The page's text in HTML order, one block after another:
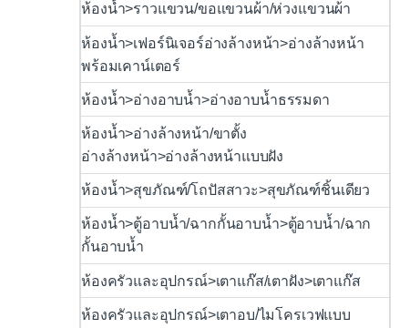
ห้องน้ำ>ราวแขวน/ขอแขวนผ้า/ห่วงแขวนผ้า
ห้องน้ำ>เฟอร์นิเจอร์อ่างล้างหน้า>อ่างล้างหน้า
พร้อมเคาน์เตอร์
ห้องน้ำ>อ่างอาบน้ำ>อ่างอาบน้ำธรรมดา
ห้องน้ำ>อ่างล้างหน้า/ขาตั้ง
อ่างล้างหน้า>อ่างล้างหน้าแบบฝัง
ห้องน้ำ>สุขภัณฑ์/โถปัสสาวะ>สุขภัณฑ์ชิ้นเดียว
ห้องน้ำ>ตู้อาบน้ำ/ฉากกั้นอาบน้ำ>ตู้อาบน้ำ/ฉาก
กั้นอาบน้ำ
ห้องครัวและอุปกรณ์>เตาแก๊ส/เตาฝัง>เตาแก๊ส
ห้องครัวและอุปกรณ์>เตาอบ/ไมโครเวฟแบบ